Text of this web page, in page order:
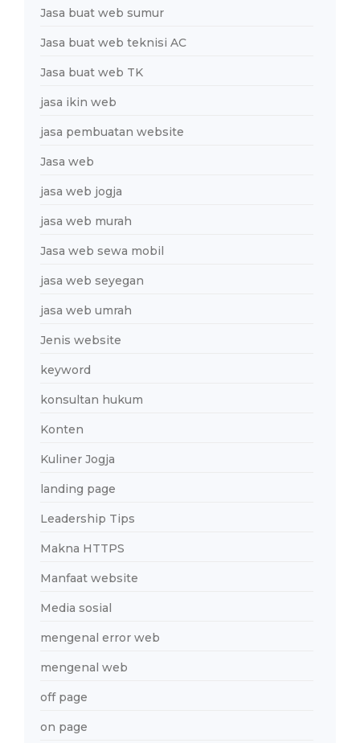
Jasa buat web sumur
Jasa buat web teknisi AC
Jasa buat web TK
jasa ikin web
jasa pembuatan website
Jasa web
jasa web jogja
jasa web murah
Jasa web sewa mobil
jasa web seyegan
jasa web umrah
Jenis website
keyword
konsultan hukum
Konten
Kuliner Jogja
landing page
Leadership Tips
Makna HTTPS
Manfaat website
Media sosial
mengenal error web
mengenal web
off page
on page